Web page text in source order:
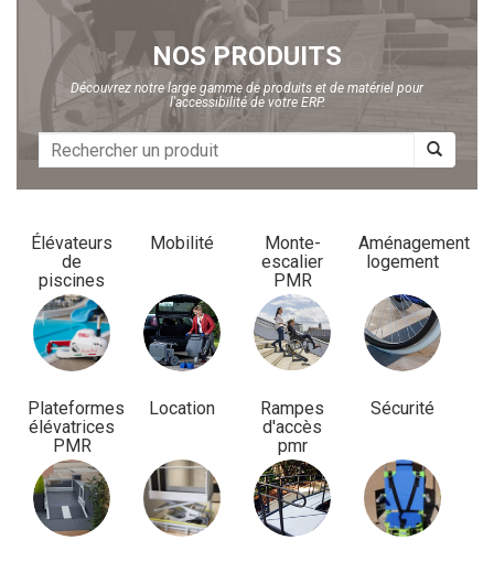
NOS PRODUITS
Découvrez notre large gamme de produits et de matériel pour
l'accessibilité de votre ERP.
Élévateurs
de
piscines
Mobilité
Monte-
escalier
PMR
Aménagement
logement
Plateformes
élévatrices
PMR
Location
Rampes
d'accès
pmr
Sécurité